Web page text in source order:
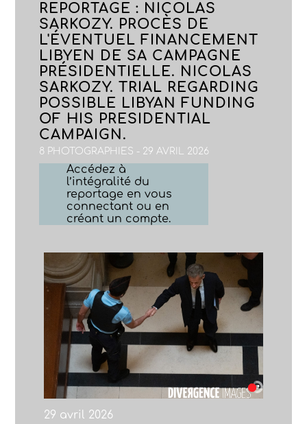
REPORTAGE : NICOLAS
SARKOZY. PROCÈS DE
L'ÉVENTUEL FINANCEMENT
LIBYEN DE SA CAMPAGNE
PRÉSIDENTIELLE. NICOLAS
SARKOZY. TRIAL REGARDING
POSSIBLE LIBYAN FUNDING
OF HIS PRESIDENTIAL
CAMPAIGN.
8 PHOTOGRAPHIES - 29 AVRIL 2026
Accédez à
l’intégralité du
reportage en vous
connectant ou en
créant un compte.
29 avril 2026